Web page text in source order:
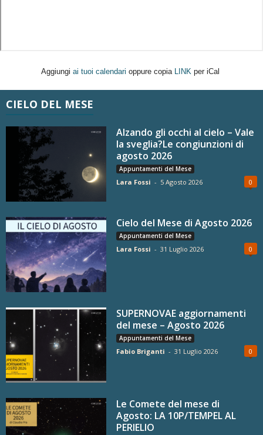
Aggiungi ai tuoi calendari oppure copia LINK per iCal
CIELO DEL MESE
Alzando gli occhi al cielo – Vale
la sveglia?Le congiunzioni di
agosto 2026
Appuntamenti del Mese
Lara Fossi - 5 Agosto 2026 0
Cielo del Mese di Agosto 2026
Appuntamenti del Mese
Lara Fossi - 31 Luglio 2026 0
SUPERNOVAE aggiornamenti
del mese – Agosto 2026
Appuntamenti del Mese
Fabio Briganti - 31 Luglio 2026 0
Le Comete del mese di
Agosto: LA 10P/TEMPEL AL
PERIELIO